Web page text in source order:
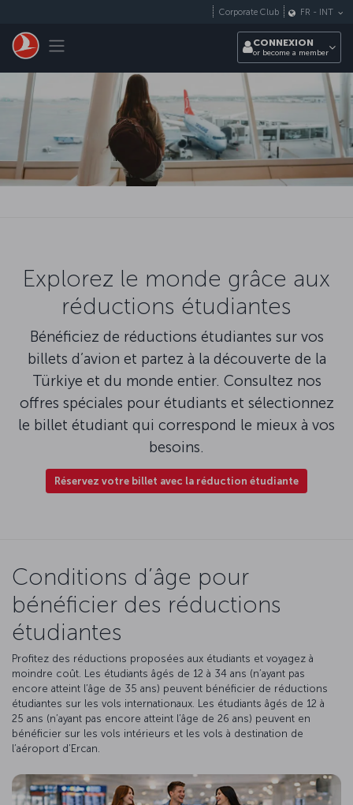
Toggle navigation
Corporate Club FR - INT
CONNEXION
or become a member
Explorez le monde grâce aux
réductions étudiantes
Bénéficiez de réductions étudiantes sur vos
billets d’avion et partez à la découverte de la
Türkiye et du monde entier. Consultez nos
offres spéciales pour étudiants et sélectionnez
le billet étudiant qui correspond le mieux à vos
besoins.
Réservez votre billet avec la réduction étudiante
Conditions d’âge pour
bénéficier des réductions
étudiantes
Profitez des réductions proposées aux étudiants et voyagez à
moindre coût. Les étudiants âgés de 12 à 34 ans (n’ayant pas
encore atteint l’âge de 35 ans) peuvent bénéficier de réductions
étudiantes sur les vols internationaux. Les étudiants âgés de 12 à
25 ans (n’ayant pas encore atteint l’âge de 26 ans) peuvent en
bénéficier sur les vols intérieurs et les vols à destination de
l’aéroport d’Ercan.